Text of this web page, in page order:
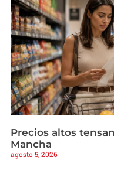
Precios altos
Mancha
agosto 5, 2026